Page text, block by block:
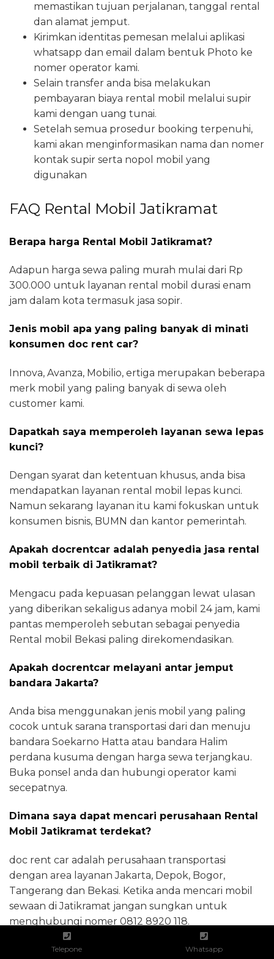
memastikan tujuan perjalanan, tanggal rental
dan alamat jemput.
Kirimkan identitas pemesan melalui aplikasi
whatsapp dan email dalam bentuk Photo ke
nomer operator kami.
Selain transfer anda bisa melakukan
pembayaran biaya rental mobil melalui supir
kami dengan uang tunai.
Setelah semua prosedur booking terpenuhi,
kami akan menginformasikan nama dan nomer
kontak supir serta nopol mobil yang
digunakan
FAQ Rental Mobil Jatikramat
Berapa harga Rental Mobil Jatikramat?
Adapun harga sewa paling murah mulai dari Rp
300.000 untuk layanan rental mobil durasi enam
jam dalam kota termasuk jasa sopir.
Jenis mobil apa yang paling banyak di minati
konsumen doc rent car?
Innova, Avanza, Mobilio, ertiga merupakan beberapa
merk mobil yang paling banyak di sewa oleh
customer kami.
Dapatkah saya memperoleh layanan sewa lepas
kunci?
Dengan syarat dan ketentuan khusus, anda bisa
mendapatkan layanan rental mobil lepas kunci.
Namun sekarang layanan itu kami fokuskan untuk
konsumen bisnis, BUMN dan kantor pemerintah.
Apakah docrentcar adalah penyedia jasa rental
mobil terbaik di Jatikramat?
Mengacu pada kepuasan pelanggan lewat ulasan
yang diberikan sekaligus adanya mobil 24 jam, kami
pantas memperoleh sebutan sebagai penyedia
Rental mobil Bekasi paling direkomendasikan.
Apakah docrentcar melayani antar jemput
bandara Jakarta?
Anda bisa menggunakan jenis mobil yang paling
cocok untuk sarana transportasi dari dan menuju
bandara Soekarno Hatta atau bandara Halim
perdana kusuma dengan harga sewa terjangkau.
Buka ponsel anda dan hubungi operator kami
secepatnya.
Dimana saya dapat mencari perusahaan Rental
Mobil Jatikramat terdekat?
doc rent car adalah perusahaan transportasi
dengan area layanan Jakarta, Depok, Bogor,
Tangerang dan Bekasi. Ketika anda mencari mobil
sewaan di Jatikramat jangan sungkan untuk
menghubungi nomer 0812 8920 118.
Apakah Doc Rent Car Buka sepanjang hari?
Telepone Whatsapp